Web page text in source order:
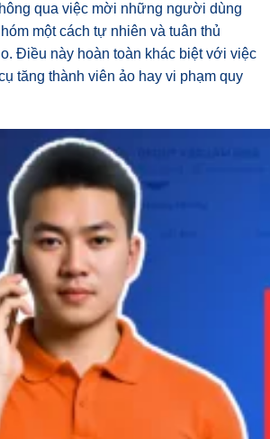
qua việc mời những người dùng
một cách tự nhiên và tuân thủ
Điều này hoàn toàn khác biệt với việc
tăng thành viên ảo hay vi phạm quy